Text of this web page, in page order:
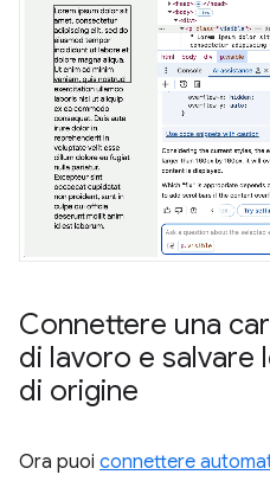
Connettere una
di lavoro e salvare
di origine
Ora puoi connettere